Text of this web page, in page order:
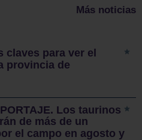
Más noticias
claves para ver el
provincia de
Los taurinos
de más de un
el campo en agosto y